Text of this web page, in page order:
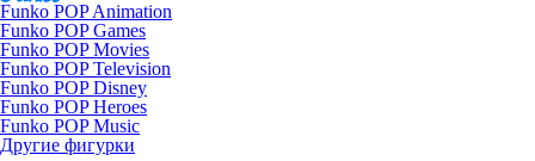
Funko POP Animation
Funko POP Games
Funko POP Movies
Funko POP Television
Funko POP Disney
Funko POP Heroes
Funko POP Music
Другие фигурки